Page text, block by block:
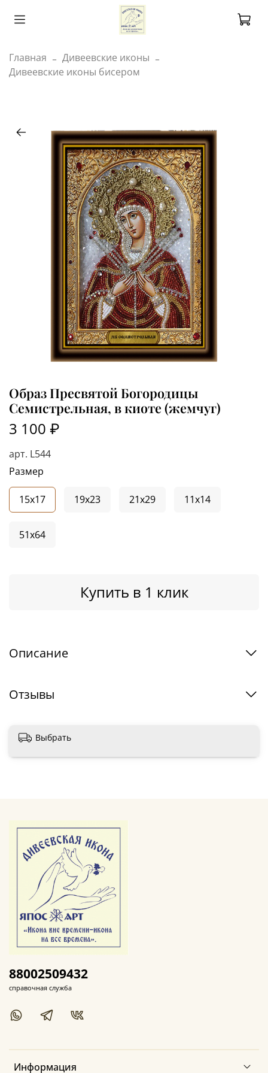
Главная
Дивеевские иконы
Дивеевские иконы бисером
арт. L544
Образ Пресвятой Богородицы
Семистрельная, в киоте (жемчуг)
3 100 ₽
Купить в 1 клик
Размер
15x17 19x23 21x29 11x14
51x64
Описание
Отзывы
Выбрать
Информация
88002509432
справочная служба